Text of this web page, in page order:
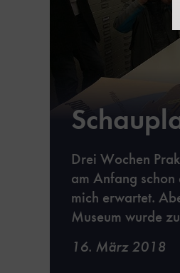
Drei Wochen
am Anfang schon
mich erwartet.
Museum wurde
16. März 2018